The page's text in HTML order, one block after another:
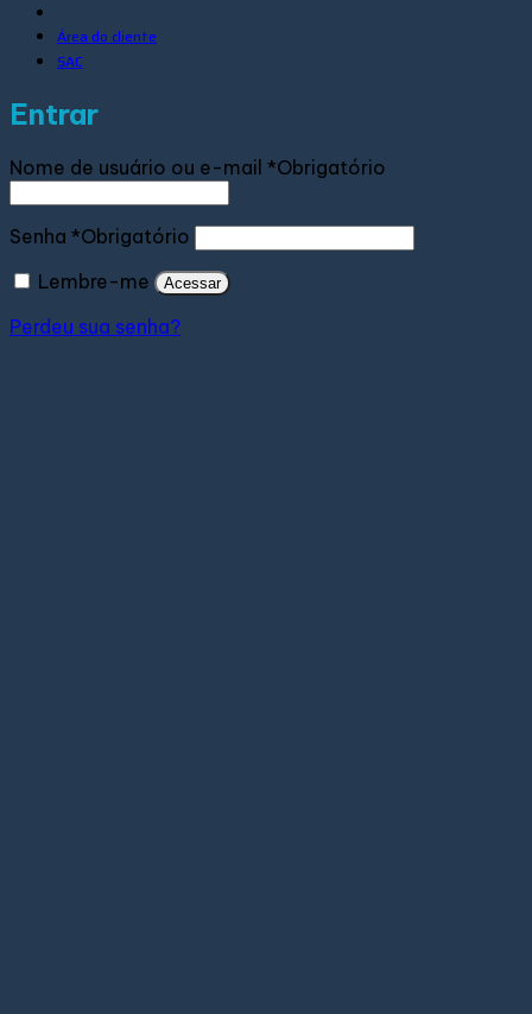
Área do cliente
SAC
Entrar
Nome de usuário ou e-mail *Obrigatório
Senha *Obrigatório
Lembre-me
Acessar
Perdeu sua senha?